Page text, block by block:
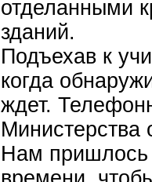
отделанными
зданий.
Подъехав к
когда
ждет.
Министерства
Нам пришлось